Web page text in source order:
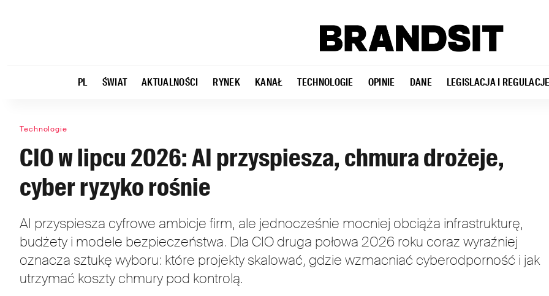
PL ŚWIAT AKTUALNOŚCI RYNEK KANAŁ TECHNOLOGIE OPINIE DANE LEGISLACJA I
Technologie
CIO w lipcu 2026: AI przyspiesza, chmura drożeje,
cyber ryzyko rośnie
AI przyspiesza cyfrowe ambicje firm, ale jednocześnie mocniej obciąża infrastrukturę,
budżety i modele bezpieczeństwa. Dla CIO druga połowa 2026 roku coraz wyraźniej
oznacza sztukę wyboru: które projekty skalować, gdzie wzmacniać cyberodporność i jak
utrzymać koszty chmury pod kontrolą.